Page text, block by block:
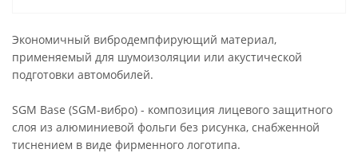
Экономичный вибродемпфирующий материал,
применяемый для шумоизоляции или акустической
подготовки автомобилей.
SGM Base (SGM-вибро) - композиция лицевого защитного
слоя из алюминиевой фольги без рисунка, снабженной
тиснением в виде фирменного логотипа.